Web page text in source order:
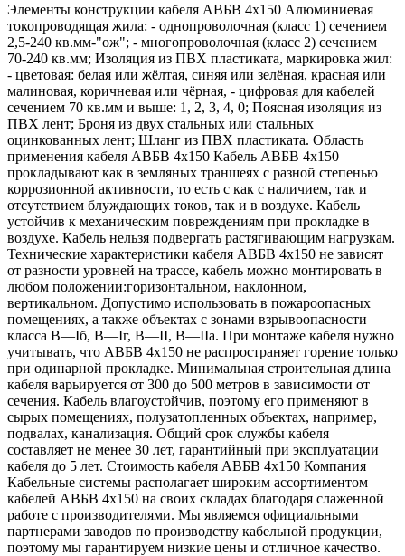
Элементы конструкции кабеля АВБВ 4х150 Алюминиевая
токопроводящая жила: - однопроволочная (класс 1) сечением
2,5-240 кв.мм-"ож"; - многопроволочная (класс 2) сечением
70-240 кв.мм; Изоляция из ПВХ пластиката, маркировка жил:
- цветовая: белая или жёлтая, синяя или зелёная, красная или
малиновая, коричневая или чёрная, - цифровая для кабелей
сечением 70 кв.мм и выше: 1, 2, 3, 4, 0; Поясная изоляция из
ПВХ лент; Броня из двух стальных или стальных
оцинкованных лент; Шланг из ПВХ пластиката. Область
применения кабеля АВБВ 4х150 Кабель АВБВ 4х150
прокладывают как в земляных траншеях с разной степенью
коррозионной активности, то есть с как с наличием, так и
отсутствием блуждающих токов, так и в воздухе. Кабель
устойчив к механическим повреждениям при прокладке в
воздухе. Кабель нельзя подвергать растягивающим нагрузкам.
Технические характеристики кабеля АВБВ 4х150 не зависят
от разности уровней на трассе, кабель можно монтировать в
любом положении:горизонтальном, наклонном,
вертикальном. Допустимо использовать в пожароопасных
помещениях, а также объектах с зонами взрывоопасности
класса B—Iб, B—Iг, В—II, В—IIа. При монтаже кабеля нужно
учитывать, что АВБВ 4х150 не распространяет горение только
при одинарной прокладке. Минимальная строительная длина
кабеля варьируется от 300 до 500 метров в зависимости от
сечения. Кабель влагоустойчив, поэтому его применяют в
сырых помещениях, полузатопленных объектах, например,
подвалах, канализация. Общий срок службы кабеля
составляет не менее 30 лет, гарантийный при эксплуатации
кабеля до 5 лет. Стоимость кабеля АВБВ 4х150 Компания
Кабельные системы располагает широким ассортиментом
кабелей АВБВ 4х150 на своих складах благодаря слаженной
работе с производителями. Мы являемся официальными
партнерами заводов по производству кабельной продукции,
поэтому мы гарантируем низкие цены и отличное качество.